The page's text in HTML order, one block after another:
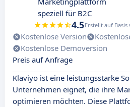
speziell für B2C
4.5Erstellt auf Basis
Kostenlose Version
Kostenlose Demoversion
Preis auf Anfrage
Klaviyo ist eine leistungsstarke
Unternehmen eignet, die ihre
optimieren möchten. Diese